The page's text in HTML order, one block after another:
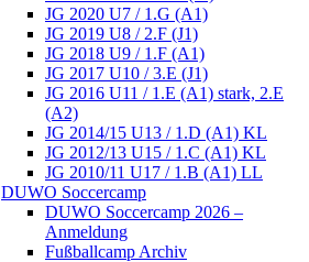
JG 2020 U7 / 1.G (A1)
JG 2019 U8 / 2.F (J1)
JG 2018 U9 / 1.F (A1)
JG 2017 U10 / 3.E (J1)
JG 2016 U11 / 1.E (A1) stark, 2.E
(A2)
JG 2014/15 U13 / 1.D (A1) KL
JG 2012/13 U15 / 1.C (A1) KL
JG 2010/11 U17 / 1.B (A1) LL
DUWO Soccercamp
DUWO Soccercamp 2026 –
Anmeldung
Fußballcamp Archiv